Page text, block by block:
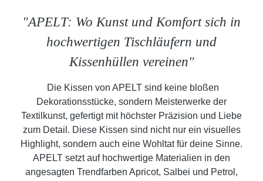
"APELT: Wo Kunst und Komfort sich in
hochwertigen Tischläufern und
Kissenhüllen vereinen"
Die Kissen von APELT sind keine bloßen
Dekorationsstücke, sondern Meisterwerke der
Textilkunst, gefertigt mit höchster Präzision und Liebe
zum Detail. Diese Kissen sind nicht nur ein visuelles
Highlight, sondern auch eine Wohltat für deine Sinne.
APELT setzt auf hochwertige Materialien in den
angesagten Trendfarben Apricot, Salbei und Petrol,